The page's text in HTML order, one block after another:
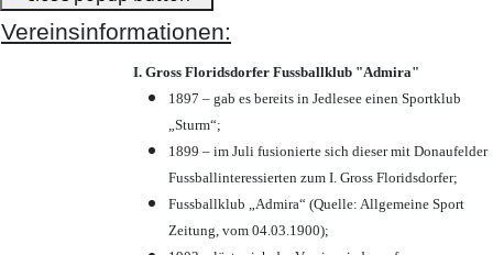
Vereinsinformationen:
I. Gross Floridsdorfer Fussballklub "Admira"
1897 – gab es bereits in Jedlesee einen Sportklub
„Sturm“;
1899 – im Juli fusionierte sich dieser mit Donaufelder
Fussballinteressierten zum I. Gross Floridsdorfer;
Fussballklub „Admira“ (Quelle: Allgemeine Sport
Zeitung, vom 04.03.1900);